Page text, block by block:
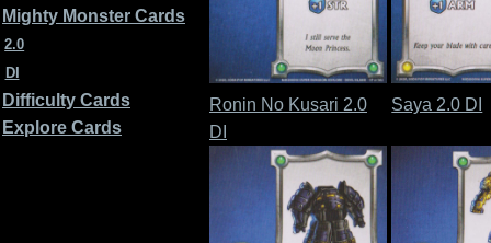
Mighty Monster Cards
2.0
DI
Difficulty Cards
Explore Cards
Ronin No Kusari 2.0
DI
Saya 2.0 DI